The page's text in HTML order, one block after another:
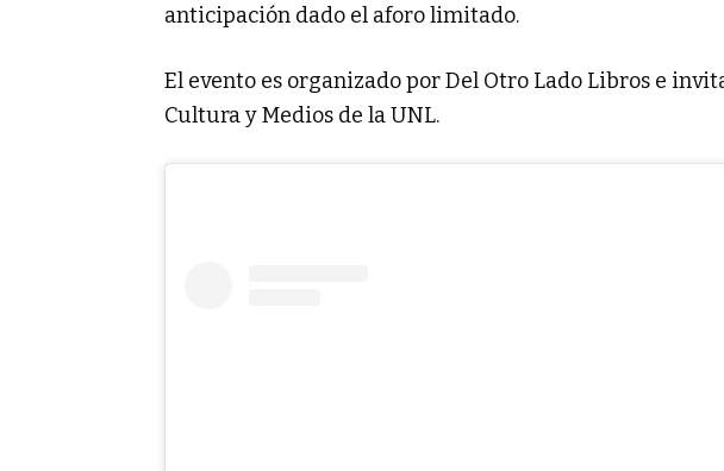
anticipación dado el aforo limitado.
El evento es organizado por Del Otro Lado Libros e
Cultura y Medios de la UNL.